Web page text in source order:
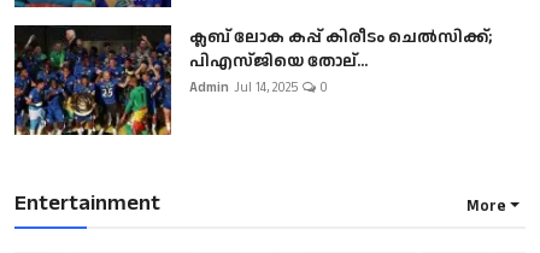
ക്ലബ് ലോക കപ്പ് കിരീടം ചെല്‍സിക്ക്;
പിഎസ്ജിയെ തോല്...
Admin Jul 14, 2025 0
Entertainment More